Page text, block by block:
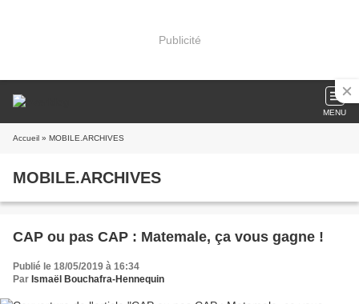
Publicité
MENU
Accueil » MOBILE.ARCHIVES
MOBILE.ARCHIVES
CAP ou pas CAP : Matemale, ça vous gagne !
Publié le 18/05/2019 à 16:34
Par Ismaël Bouchafra-Hennequin